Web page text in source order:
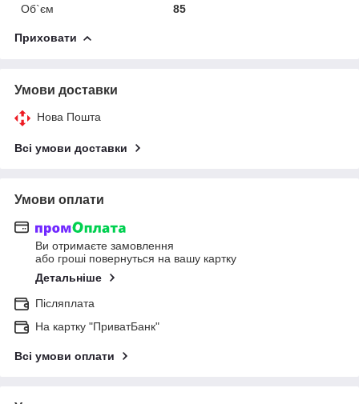
Об`єм
85
Приховати
Умови доставки
Нова Пошта
Всі умови доставки
Умови оплати
Ви отримаєте замовлення
або гроші повернуться на вашу картку
Детальніше
Післяплата
На картку "ПриватБанк"
Всі умови оплати